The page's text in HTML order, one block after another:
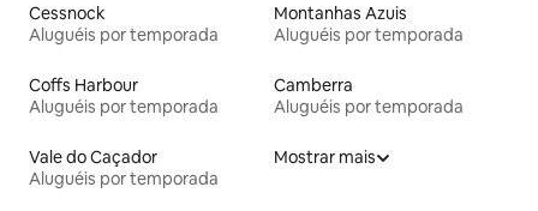
Cessnock
Aluguéis por temporada
Montanhas Azuis
Aluguéis por temporada
Coffs Harbour
Aluguéis por temporada
Camberra
Aluguéis por temporada
Vale do Caçador
Aluguéis por temporada
Mostrar mais